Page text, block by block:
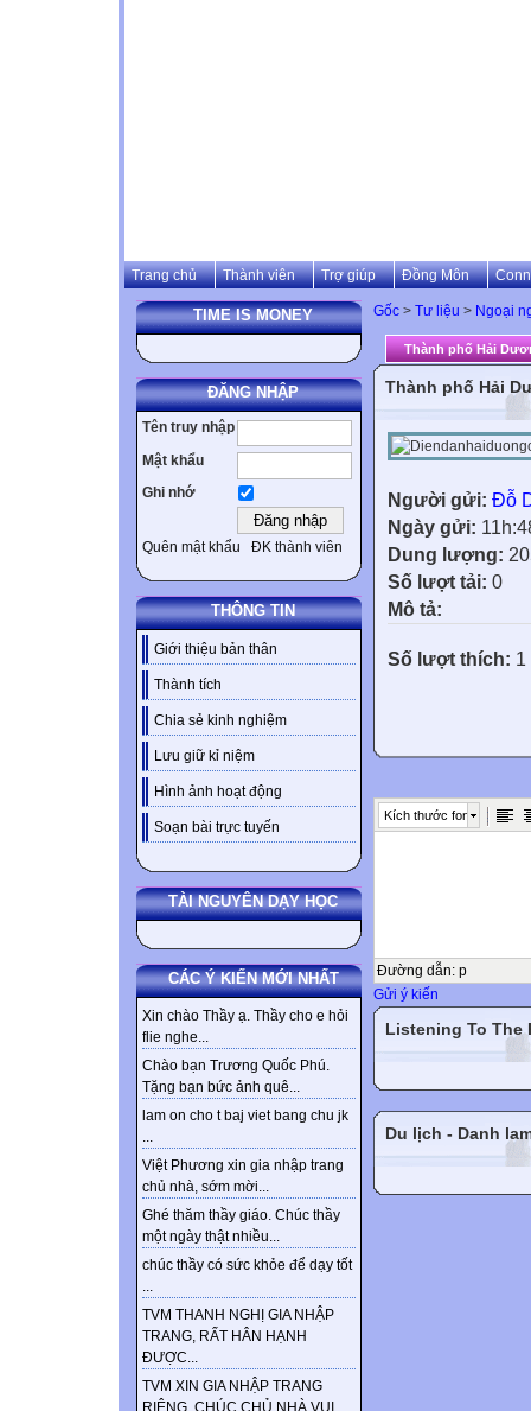
Trang chủ Thành viên Trợ giúp Đồng Môn
TIME IS MONEY
ĐĂNG NHẬP
Tên truy nhập
Mật khẩu
Ghi nhớ
Quên mật khẩu ĐK thành viên
THÔNG TIN
Giới thiệu bản thân
Thành tích
Chia sẻ kinh nghiệm
Lưu giữ kỉ niệm
Hình ảnh hoạt động
Soạn bài trực tuyến
TÀI NGUYÊN DẠY HỌC
CÁC Ý KIẾN MỚI NHẤT
Xin chào Thầy ạ. Thầy cho e hỏi
flie nghe...
Chào bạn Trương Quốc Phú.
Tặng bạn bức ảnh quê...
lam on cho t baj viet bang chu jk
...
Việt Phương xin gia nhập trang
chủ nhà, sớm mời...
Ghé thăm thầy giáo. Chúc thầy
một ngày thật nhiều...
chúc thầy có sức khỏe để dạy tốt
...
TVM THANH NGHỊ GIA NHẬP
TRANG, RẤT HÂN HẠNH
ĐƯỢC...
TVM XIN GIA NHẬP TRANG
RIÊNG. CHÚC CHỦ NHÀ VUI...
Gốc > Tư liệu > Ngoại
Thành phố Hải
Thành phố Hải
Người gửi: Đỗ
Ngày gửi:
Dung lượng:
Số lượt tải: 0
Mô tả:
Số lượt thích: 1
Kích thước font
Đường dẫn: p
Gửi ý kiến
Listening To The
Du lịch - Danh